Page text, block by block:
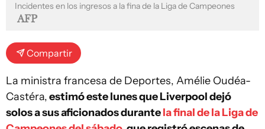
Incidentes en los ingresos a la fina de la Liga de Campeones
AFP
Compartir
La ministra francesa de Deportes, Amélie Oudéa-
Castéra,estimó este lunes que Liverpool dejó
solos a sus aficionados durantela final de la Liga de